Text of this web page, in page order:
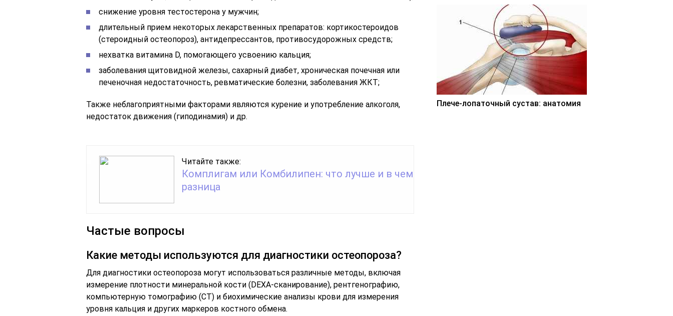
снижение уровня тестостерона у мужчин;
длительный прием некоторых лекарственных препаратов: кортикостероидов
(стероидный остеопороз), антидепрессантов, противосудорожных средств;
нехватка витамина D, помогающего усвоению кальция;
заболевания щитовидной железы, сахарный диабет, хроническая почечная или
печеночная недостаточность, ревматические болезни, заболевания ЖКТ;
Также неблагоприятными факторами являются курение и употребление алкоголя,
недостаток движения (гиподинамия) и др.
Читайте также:
Комплигам или Комбилипен: что лучше и в чем
разница
Частые вопросы
Какие методы используются для диагностики остеопороза?
Для диагностики остеопороза могут использоваться различные методы, включая
измерение плотности минеральной кости (DEXA-сканирование), рентгенографию,
компьютерную томографию (CT) и биохимические анализы крови для измерения
уровня кальция и других маркеров костного обмена.
Плече-лопаточный сустав: анатомия